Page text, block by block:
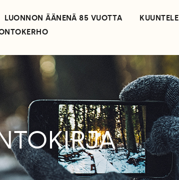
LUONNON ÄÄNENÄ 85 VUOTTA KUUNTELE